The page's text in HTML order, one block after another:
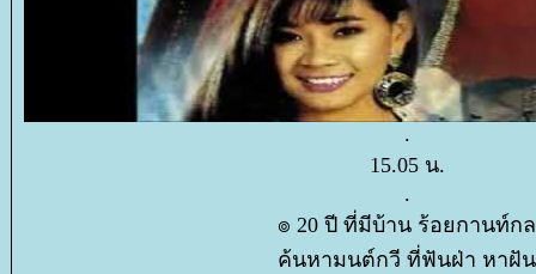
.
15.05 น.
.
๏ 20 ปี ที่มีบ้าน ร้อยกานท์กล
ค้นหามนต์กวี ที่ฟันฝ่า หาฝัน